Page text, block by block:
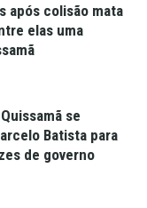
após colisão mata
elas uma
se
Batista para
de governo